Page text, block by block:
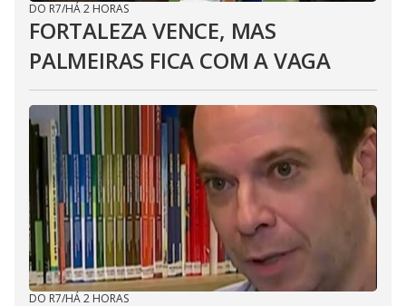
DO R7/HÁ 2 HORAS
FORTALEZA VENCE, MAS
PALMEIRAS FICA COM A VAGA
DO R7/HÁ 2 HORAS